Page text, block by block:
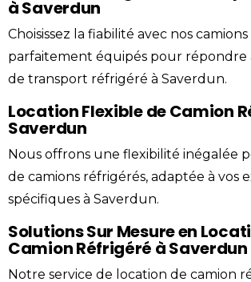
à Saverdun
Choisissez la fiabilité avec nos
parfaitement équipés pour répondre
de transport réfrigéré à Saverdun.
Location Flexible de Camion
Saverdun
Nous offrons une flexibilité inégalée
de camions réfrigérés, adaptée à vos
spécifiques à Saverdun.
Solutions Sur Mesure en
Camion Réfrigéré à Saverdun
Notre service de location de camion